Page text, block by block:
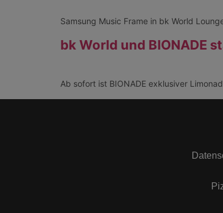
Samsung Music Frame in bk World
bk World und BIONADE
Ab sofort ist BIONADE exklusiver